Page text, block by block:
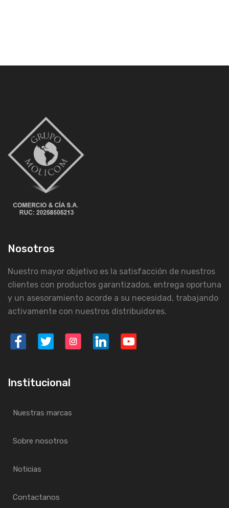
Nosotros
Nuestro mayor objetivo es la satisfacción de nuestros
clientes con productos garantizados, entrega oportuna
y un asesoramiento acorde a su necesidad, trabajando
activamente con nuestros distribuidores.
Institucional
Nuestras marcas
Sobre nosotros
Noticias
Contactanos